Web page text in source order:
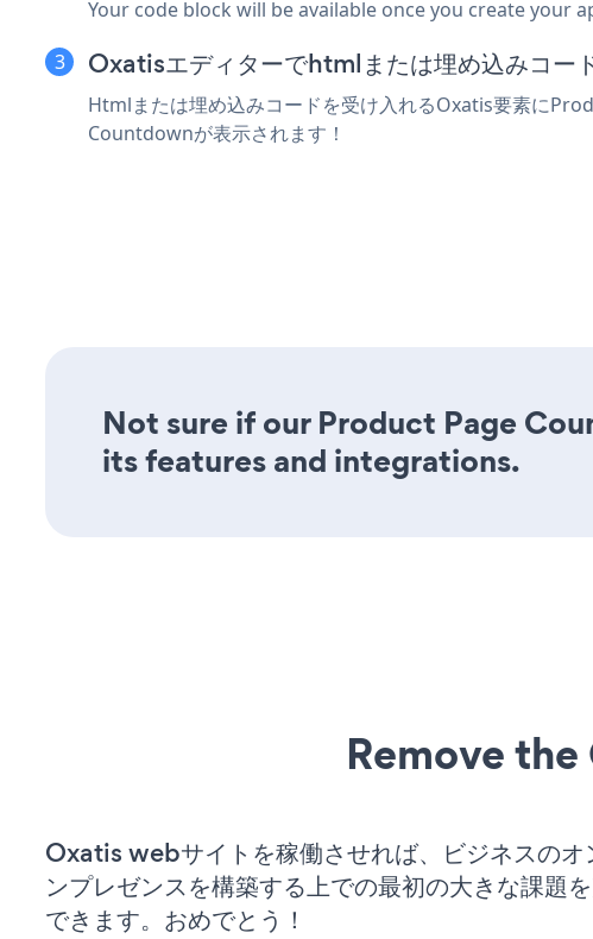
Your code block will be available once you create your
Oxatisエディターでhtmlまたは埋め込みコー
Htmlまたは埋め込みコードを受け入れるOxatis要素に
Countdownが表示されます！
Not sure if our Product Page
its features and integrations.
Remove
Oxatis webサイトを稼働させれば、ビジネスのオ
ンプレゼンスを構築する上での最初の大きな課題
できます。おめでとう！